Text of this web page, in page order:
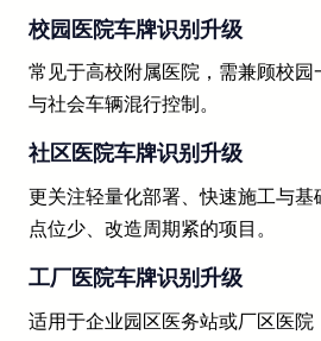
校园医院车牌识别升级
常见于高校附属医院，需兼顾校园
与社会车辆混行控制。
社区医院车牌识别升级
更关注轻量化部署、快速施工与基
点位少、改造周期紧的项目。
工厂医院车牌识别升级
适用于企业园区医务站或厂区医